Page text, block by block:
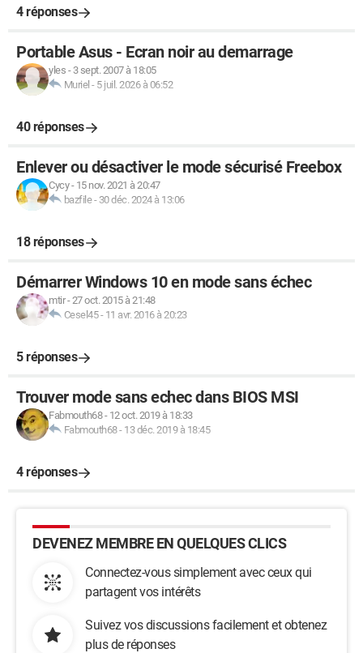
4 réponses
Portable Asus - Ecran noir au demarrage
yles - 3 sept. 2007 à 18:05
Muriel - 5 juil. 2026 à 06:52
40 réponses
Enlever ou désactiver le mode sécurisé Freebox
Cycy- 15 nov. 2021 à 20:47
bazfile- 30 déc. 2024 à 13:06
18 réponses
Démarrer Windows 10 en mode sans échec
mtir-27 oct. 2015 à 21:48
Cesel45- 11 avr. 2016 à 20:23
5 réponses
Trouver mode sans echec dans BIOS MSI
Fabmouth68- 12 oct. 2019 à 18:33
Fabmouth68- 13 déc. 2019 à 18:45
4 réponses
DEVENEZ MEMBRE EN QUELQUES CLICS
Connectez-vous simplement avec ceux qui
partagent vos intérêts
Suivez vos discussions facilement et obtenez
plus de réponses